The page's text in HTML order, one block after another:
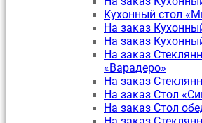
Кухонный стол
На заказ
На заказ
На заказ
«Варадеро»
На заказ
На заказ Стол
На заказ Стол